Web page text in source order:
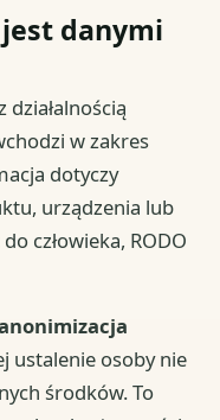
danymi
w zakres
dotyczy
urządzenia lub
człowieka, RODO
ustalenie osoby nie
środków. To